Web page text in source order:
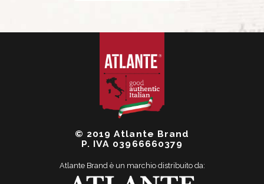
© 2019 Atlante Brand
P. IVA 03966660379
Atlante Brand è un marchio distribuito da: